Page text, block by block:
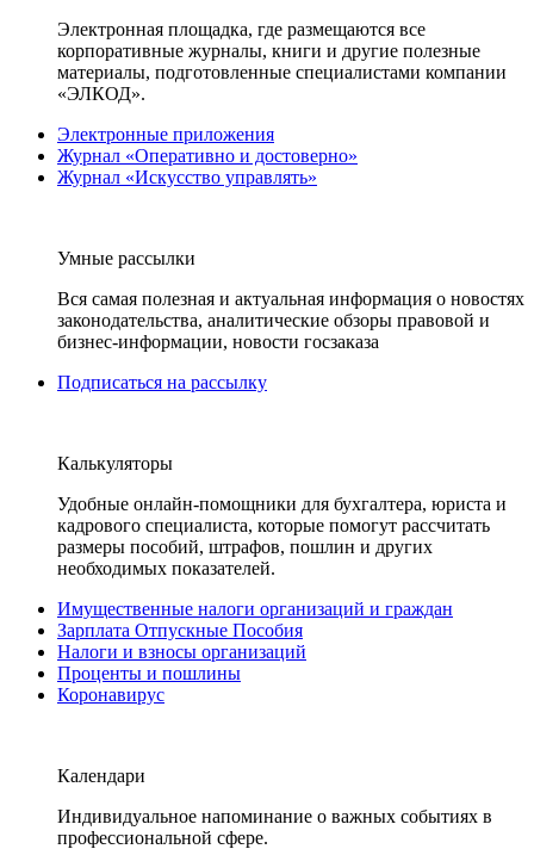
Электронная площадка, где размещаются все
корпоративные журналы, книги и другие полезные
материалы, подготовленные специалистами компании
«ЭЛКОД».
Электронные приложения
Журнал «Оперативно и достоверно»
Журнал «Искусство управлять»
Умные рассылки
Вся самая полезная и актуальная информация о новостях
законодательства, аналитические обзоры правовой и
бизнес-информации, новости госзаказа
Подписаться на рассылку
Калькуляторы
Удобные онлайн-помощники для бухгалтера, юриста и
кадрового специалиста, которые помогут рассчитать
размеры пособий, штрафов, пошлин и других
необходимых показателей.
Имущественные налоги организаций и граждан
Зарплата Отпускные Пособия
Налоги и взносы организаций
Проценты и пошлины
Коронавирус
Календари
Индивидуальное напоминание о важных событиях в
профессиональной сфере.